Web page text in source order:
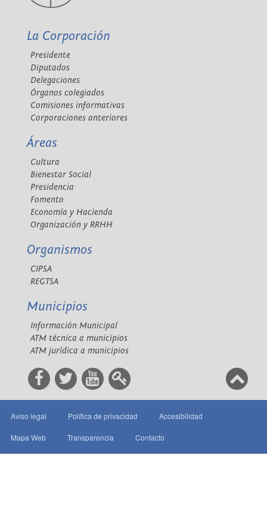
La Corporación
Presidente
Diputados
Delegaciones
Órganos colegiados
Comisiones informativas
Corporaciones anteriores
Áreas
Cultura
Bienestar Social
Presidencia
Fomento
Economía y Hacienda
Organización y RRHH
Organismos
CIPSA
REGTSA
Municipios
Información Municipal
ATM técnica a municipios
ATM jurídica a municipios
Aviso legal Política de privacidad Accesibilidad
Mapa Web Transparencia Contacto